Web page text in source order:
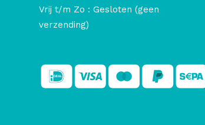
Vrij t/m Zo : Gesloten (geen
verzending)